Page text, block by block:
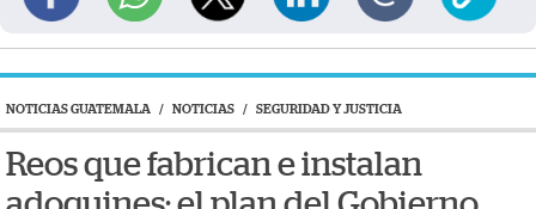
NOTICIAS GUATEMALA / NOTICIAS / SEGURIDAD Y JUSTICIA
Reos que fabrican e instalan